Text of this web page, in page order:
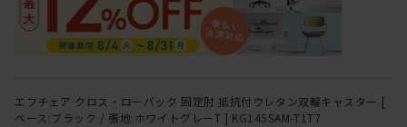
エフチェア クロス・ローバック 固定肘 抵抗付ウレタン双輪キャスター [
ベース:ブラック / 張地:ホワイトグレーT ] KG145SAM-T1T7